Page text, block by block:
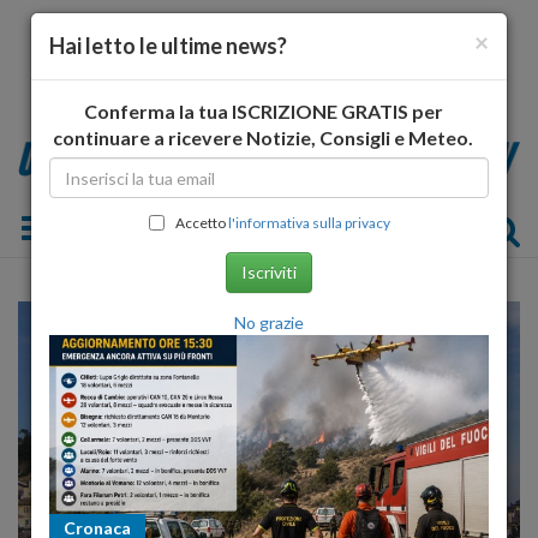
Toggle navigation
×
Hai letto le ultime news?
Conferma la tua ISCRIZIONE GRATIS per
continuare a ricevere Notizie, Consigli e Meteo.
Accettol'informativa sulla privacy
Iscriviti
No grazie
Cronaca